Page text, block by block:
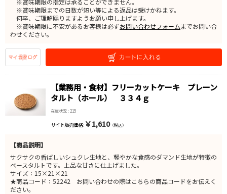
※賞味期限の指定は承ることができません。
※賞味期限までの日数が短い等による返品は受けかねます。
何卒、ご理解賜りますようお願い申し上げます。
※賞味期限に不安があるお客様は必ずお問い合わせフォームまでお問い合
わせください。
【業務用・食材】フリーカットケーキ プレーン
タルト（ホール） ３３４ｇ
在庫状況 : 215
サイト販売価格 : ￥1,610（税込）
【商品説明】
サクサクの香ばしいシュクレ生地と、軽やかな食感のダマンド生地が特徴の
ベースタルトです。上品な甘さに仕上げました。
サイズ：15×21×21
★商品コード：52242 お問い合わせの際はこちらの商品コードをお伝えく
ださい。